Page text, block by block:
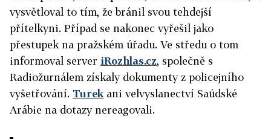
vysvětloval to tím, že bránil svou tehdejší
přítelkyni. Případ se nakonec vyřešil jako
přestupek na pražském úřadu. Ve středu o tom
informoval server iRozhlas.cz, společně s
Radiožurnálem získaly dokumenty z policejního
vyšetřování. Turek ani velvyslanectví Saúdské
Arábie na dotazy nereagovali.